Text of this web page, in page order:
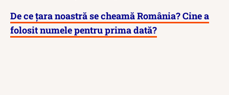
De ce țara noastră se cheamă România? Cine a
folosit numele pentru prima dată?